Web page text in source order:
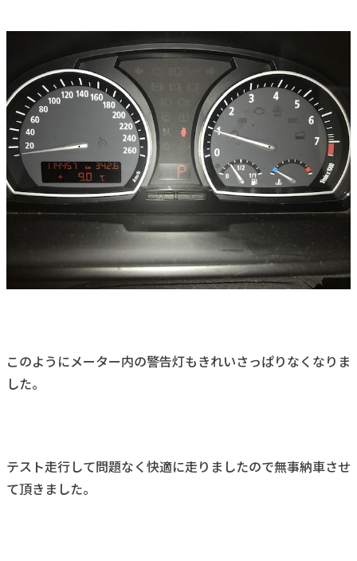
このようにメーター内の警告灯もきれいさっぱりなくなりま
した。
テスト走行して問題なく快適に走りましたので無事納車させ
て頂きました。